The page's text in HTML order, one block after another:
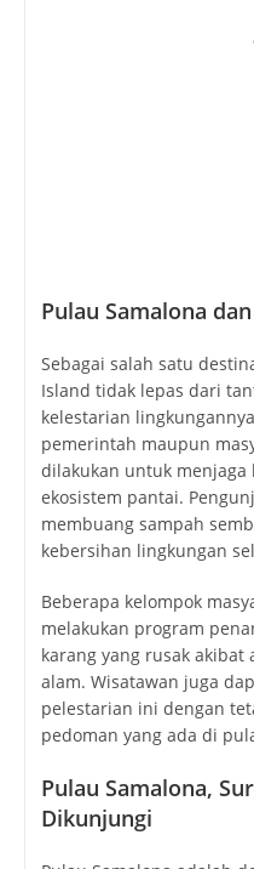
membuang sampah
Beberapa kelompok
melakukan program
karang yang rusak akibat
alam. Wisatawan juga
pelestarian ini dengan
pedoman yang ada di
Dikunjungi
Pulau Samalona adalah
menawarkan keindahan
yang luar biasa. Dari
indah hingga menikmati
pantai, Samalona Island
wisatawan yang mencari
Dengan akses yang